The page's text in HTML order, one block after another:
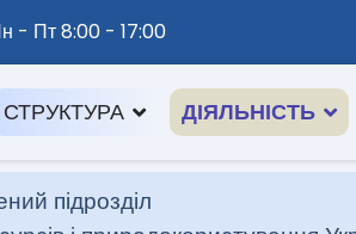
- Пт 8:00 - 17:00
СТРУКТУРА ДІЯЛЬНІСТЬ
підрозділ